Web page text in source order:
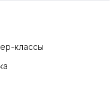
классы